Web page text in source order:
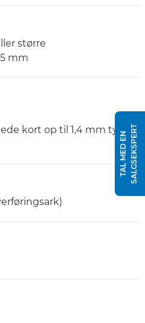
større
mm
kort op til 1,4 mm tykke
T
A
L
M
E
D
E
N
S
A
L
G
S
E
K
S
P
E
RT